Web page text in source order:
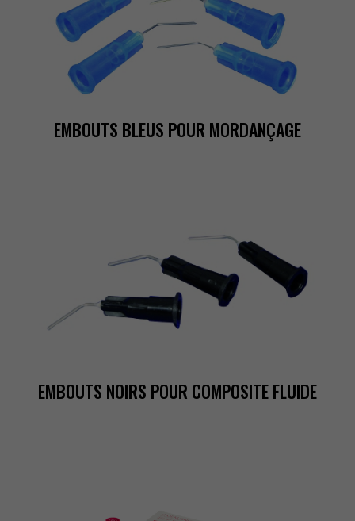
EMBOUTSBLEUSPOURMORDANÇAGE
EMBOUTSNOIRSPOURCOMPOSITEFLUIDE